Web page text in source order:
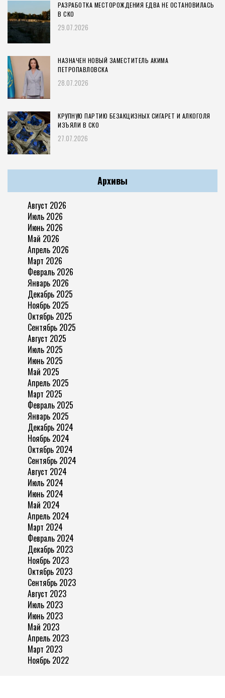
РАЗРАБОТКА МЕСТОРОЖДЕНИЯ ЕДВА НЕ ОСТАНОВИЛАСЬ
В СКО
29.07.2026
НАЗНАЧЕН НОВЫЙ ЗАМЕСТИТЕЛЬ АКИМА
ПЕТРОПАВЛОВСКА
28.07.2026
КРУПНУЮ ПАРТИЮ БЕЗАКЦИЗНЫХ СИГАРЕТ И АЛКОГОЛЯ
ИЗЪЯЛИ В СКО
27.07.2026
Архивы
Август 2026
Июль 2026
Июнь 2026
Май 2026
Апрель 2026
Март 2026
Февраль 2026
Январь 2026
Декабрь 2025
Ноябрь 2025
Октябрь 2025
Сентябрь 2025
Август 2025
Июль 2025
Июнь 2025
Май 2025
Апрель 2025
Март 2025
Февраль 2025
Январь 2025
Декабрь 2024
Ноябрь 2024
Октябрь 2024
Сентябрь 2024
Август 2024
Июль 2024
Июнь 2024
Май 2024
Апрель 2024
Март 2024
Февраль 2024
Декабрь 2023
Ноябрь 2023
Октябрь 2023
Сентябрь 2023
Август 2023
Июль 2023
Июнь 2023
Май 2023
Апрель 2023
Март 2023
Ноябрь 2022